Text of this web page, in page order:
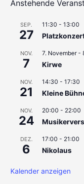
Anstehende
SEP.
27
11:30 -13:00
NOV.
7
7. November-
Kirwe
NOV.
21
14:30 -17:30
Kleine
NOV.
24
20:00 - 22:00
DEZ.
6
17:00 - 21:00
Nikolaus
Kalender anzeigen